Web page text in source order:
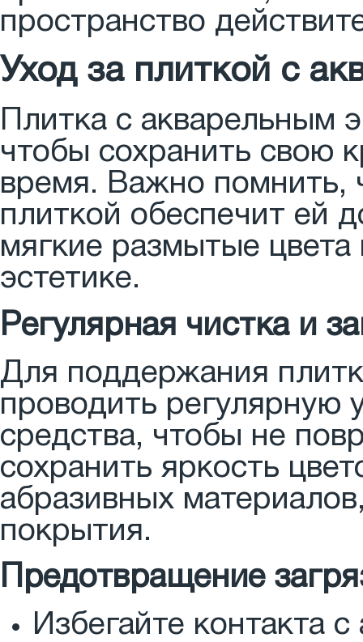
пространство
Уход за плиткой с
Плитка с акварельным
чтобы сохранить свою
время. Важно помнить,
плиткой обеспечит ей
мягкие размытые
эстетике.
Регулярная чистка и
Для поддержания
проводить регулярную
средства, чтобы не
сохранить яркость
абразивных
покрытия.
Предотвращение
Избегайте контакта